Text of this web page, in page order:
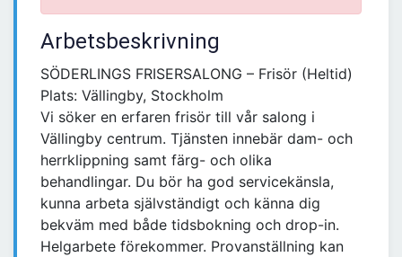
Arbetsbeskrivning
SÖDERLINGS FRISERSALONG – Frisör (Heltid)
Plats: Vällingby, Stockholm
Vi söker en erfaren frisör till vår salong i
Vällingby centrum. Tjänsten innebär dam- och
herrklippning samt färg- och olika
behandlingar. Du bör ha god servicekänsla,
kunna arbeta självständigt och känna dig
bekväm med både tidsbokning och drop-in.
Helgarbete förekommer. Provanställning kan